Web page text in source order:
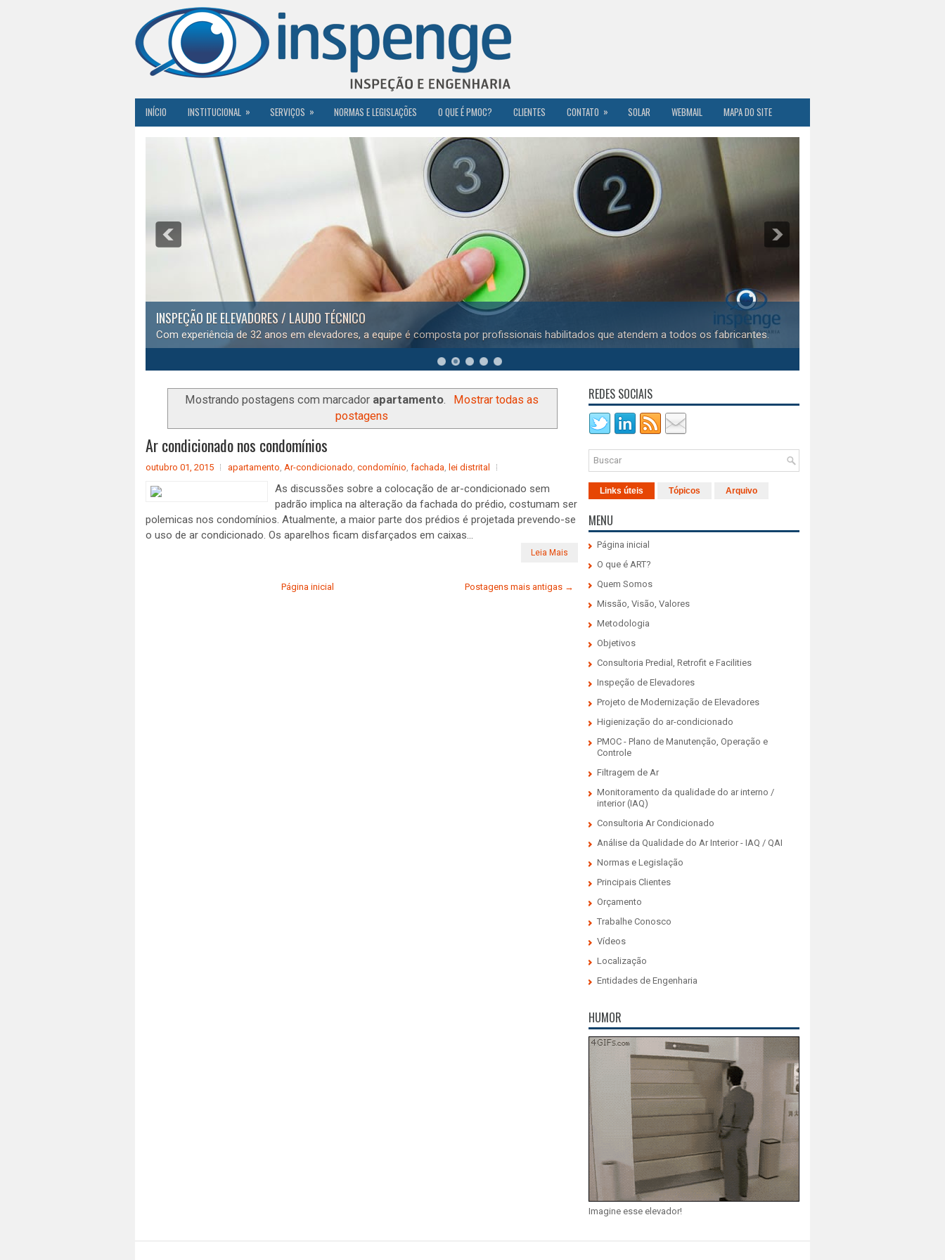
INÍCIO INSTITUCIONAL » SERVIÇOS » NORMAS E LEGISLAÇÕES O QUE É PMOC? CLIENTES CONTATO » SOLAR WEBMAIL MAPA DO SITE
INSPEÇÃO DE ELEVADORES / LAUDO TÉCNICO
Com experiência de 32 anos em elevadores, a equipe é composta por profissionais habilitados que atendem a todos os fabricantes.
Mostrando postagens com marcador apartamento.
Mostrar todas as
postagens
Ar condicionado nos condomínios
outubro 01, 2015 apartamento Ar-condicionado condomínio fachada lei distrital
As discussões sobre a colocação de ar-condicionado sem
padrão implica na alteração da fachada do prédio, costumam ser
polemicas nos condomínios. Atualmente, a maior parte dos prédios é projetada prevendo-se
o uso de ar condicionado. Os aparelhos ficam disfarçados em caixas...
Leia Mais
Postagens mais antigas →
Página inicial
REDES SOCIAIS
Links úteis Tópicos Arquivo
MENU
Página inicial
O que é ART?
Quem Somos
Missão, Visão, Valores
Metodologia
Objetivos
Consultoria Predial, Retrofit e Facilities
Inspeção de Elevadores
Projeto de Modernização de Elevadores
Higienização do ar-condicionado
PMOC - Plano de Manutenção, Operação e
Controle
Filtragem de Ar
Monitoramento da qualidade do ar interno /
interior (IAQ)
Consultoria Ar Condicionado
Análise da Qualidade do Ar Interior - IAQ / QAI
Normas e Legislação
Principais Clientes
Orçamento
Trabalhe Conosco
Vídeos
Localização
Entidades de Engenharia
HUMOR
Imagine esse elevador!